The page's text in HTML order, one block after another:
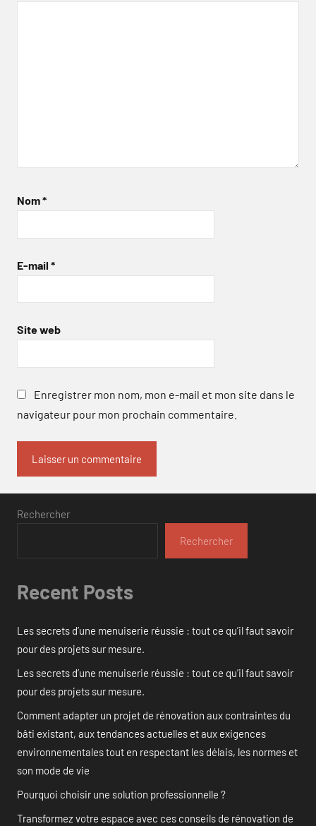
Nom*
E-mail *
Site web
Enregistrer mon nom, mon e-mail et mon site dans le
navigateur pour mon prochain commentaire.
Rechercher
Rechercher
Recent Posts
Les secrets d’une menuiserie réussie : tout ce qu’il faut savoir
pour des projets sur mesure.
Les secrets d’une menuiserie réussie : tout ce qu’il faut savoir
pour des projets sur mesure.
Comment adapter un projet de rénovation aux contraintes du
bâti existant, aux tendances actuelles et aux exigences
environnementales tout en respectant les délais, les normes et
son mode de vie
Pourquoi choisir une solution professionnelle ?
Transformez votre espace avec ces conseils de rénovation de